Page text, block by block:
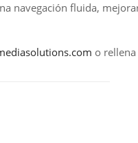
navegación fluida,
o